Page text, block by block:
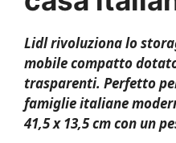
Lidl rivoluziona lo
mobile compatto
trasparenti. Perfetto
famiglie italiane
41,5 x 13,5 cm con un